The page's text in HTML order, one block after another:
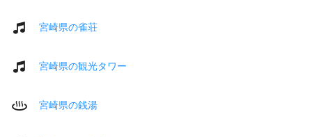
宮崎県の雀荘
宮崎県の観光タワー
宮崎県の銭湯